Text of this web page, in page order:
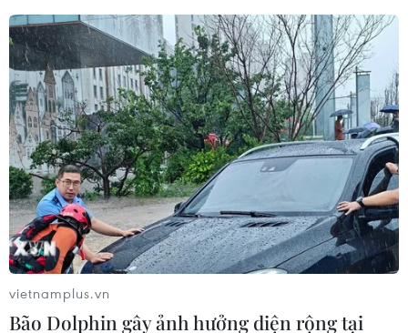
Băn khoăn việc giao UBND tỉnh quy định
bản sắc văn hóa trong kiến trúc
21/05/2019 12:37
vietnamplus.vn
Bão Dolphin gây ảnh hưởng diện rộng tại